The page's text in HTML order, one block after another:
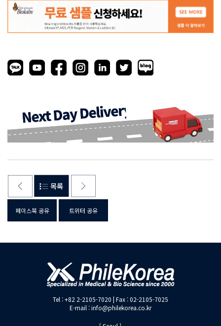
페이스북 공유 트위터 공유
Tel : +82 2-2105-7020 | Fax : 02-2105-7025
E-mail : info@philekorea.co.kr